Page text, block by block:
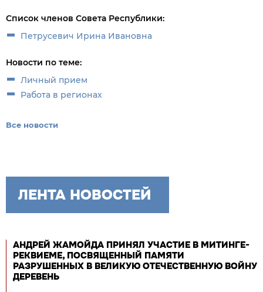
Список членов Совета Республики:
Петрусевич Ирина Ивановна
Новости по теме:
Личный прием
Работа в регионах
Все новости
ЛЕНТА НОВОСТЕЙ
АНДРЕЙ ЖАМОЙДА ПРИНЯЛ УЧАСТИЕ В МИТИНГЕ-
РЕКВИЕМЕ, ПОСВЯЩЕННЫЙ ПАМЯТИ
РАЗРУШЕННЫХ В ВЕЛИКУЮ ОТЕЧЕСТВЕННУЮ ВОЙНУ
ДЕРЕВЕНЬ